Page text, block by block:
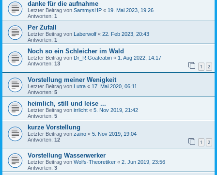
danke für die aufnahme
Letzter Beitrag von SammysHP « 19. Mai 2023, 19:26
Antworten: 1
Per Zufall
Letzter Beitrag von Laberwolf « 22. Feb 2023, 20:43
Antworten: 1
Noch so ein Schleicher im Wald
Letzter Beitrag von Dr_R.Goatcabin « 1. Aug 2022, 14:17
Antworten: 13 1 2
Vorstellung meiner Wenigkeit
Letzter Beitrag von Lutra « 17. Mai 2020, 06:11
Antworten: 5
heimlich, still und leise ...
Letzter Beitrag von irrlicht « 5. Nov 2019, 21:42
Antworten: 5
kurze Vorstellung
Letzter Beitrag von zaino « 5. Nov 2019, 19:04
Antworten: 12 1 2
Vorstellung Wasserwerker
Letzter Beitrag von Wolfs-Theoretiker « 2. Jun 2019, 23:56
Antworten: 3